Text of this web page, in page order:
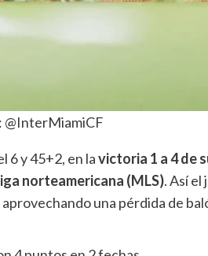
@InterMiamiCF
6 y 45+2, en lavictoria 1 a 4 de
norteamericana (MLS). Así el
una pérdida de